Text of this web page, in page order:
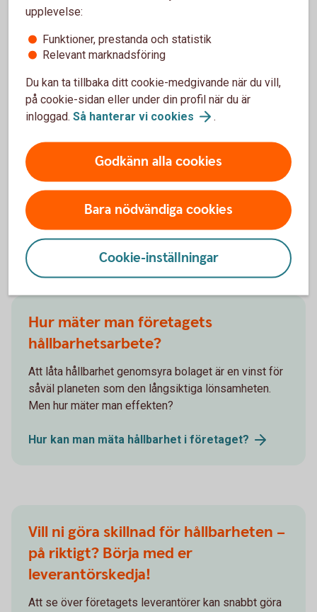
Johanna Fager
Chef för Group Sustainability
Andra läser också
Hur mäter man företagets
hållbarhetsarbete?
Att låta hållbarhet genomsyra bolaget är en vinst för
såväl planeten som den långsiktiga lönsamheten.
Men hur mäter man effekten?
Hur kan man mäta hållbarhet i företaget?
Vill ni göra skillnad för hållbarheten –
på riktigt? Börja med er
leverantörskedja!
Att se över företagets leverantörer kan snabbt göra
upplevelse:
Funktioner, prestanda och statistik
Relevant marknadsföring
Du kan ta tillbaka ditt cookie-medgivande när du vill,
på cookie-sidan eller under din profil när du är
inloggad. Så hanterar vi cookies .
Godkänn alla cookies
Bara nödvändiga cookies
Cookie-inställningar